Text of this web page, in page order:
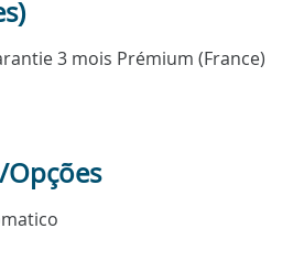
3 mois Prémium (France)